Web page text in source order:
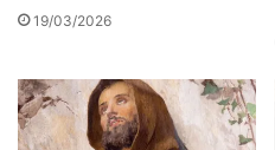
19/03/2026